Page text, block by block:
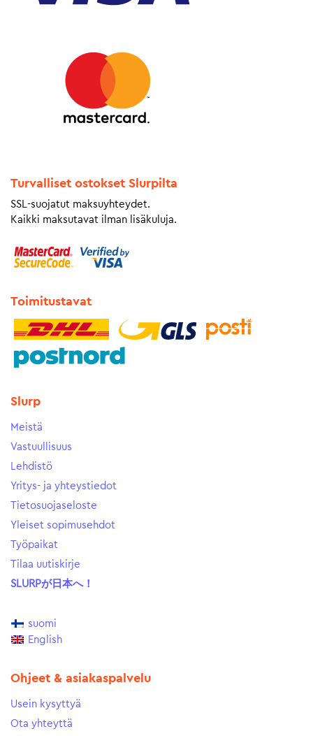
Turvalliset ostokset Slurpilta
SSL-suojatut maksuyhteydet.
Kaikki maksutavat ilman lisäkuluja.
Toimitustavat
Slurp
Meistä
Vastuullisuus
Lehdistö
Yritys- ja yhteystiedot
Tietosuojaseloste
Yleiset sopimusehdot
Työpaikat
Tilaa uutiskirje
SLURPが日本へ！
suomi
English
Ohjeet & asiakaspalvelu
Usein kysyttyä
Ota yhteyttä